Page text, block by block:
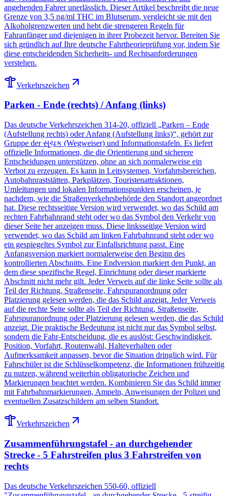
angehenden Fahrer unerlässlich. Dieser Artikel beschreibt die neue
Grenze von 3,5 ng/ml THC im Blutserum, vergleicht sie mit den
Alkoholgrenzwerten und hebt die strengeren Regeln für
Fahranfänger und diejenigen in ihrer Probezeit hervor. Bereiten Sie
sich gründlich auf Ihre deutsche Fahrtheorieprüfung vor, indem Sie
diese entscheidenden Sicherheits- und Rechtsanforderungen
verstehen.
Verkehrszeichen
Parken - Ende (rechts) / Anfang (links)
Das deutsche Verkehrszeichen 314-20, offiziell „Parken – Ende
(Aufstellung rechts) oder Anfang (Aufstellung links)“, gehört zur
Gruppe der સૂચક (Wegweiser) und Informationstafeln. Es liefert
offizielle Informationen, die die Orientierung und sicherere
Entscheidungen unterstützen, ohne an sich normalerweise ein
Verbot zu erzeugen. Es kann in Leitsystemen, Vorfahrtsbereichen,
Autobahnraststätten, Parkplätzen, Touristenattraktionen,
Umleitungen und lokalen Informationspunkten erscheinen, je
nachdem, wie die Straßenverkehrsbehörde den Standort angeordnet
hat. Diese rechtsseitige Version wird verwendet, wo das Schild am
rechten Fahrbahnrand steht oder wo das Symbol den Verkehr von
dieser Seite her anzeigen muss. Diese linksseitige Version wird
verwendet, wo das Schild am linken Fahrbahnrand steht oder wo
ein gespiegeltes Symbol zur Einfallsrichtung passt. Eine
Anfangsversion markiert normalerweise den Beginn des
kontrollierten Abschnitts. Eine Endversion markiert den Punkt, an
dem diese spezifische Regel, Einrichtung oder dieser markierte
Abschnitt nicht mehr gilt. Jeder Verweis auf die linke Seite sollte als
Teil der Richtung, Straßenseite, Fahrspuranordnung oder
Platzierung gelesen werden, die das Schild anzeigt. Jeder Verweis
auf die rechte Seite sollte als Teil der Richtung, Straßenseite,
Fahrspuranordnung oder Platzierung gelesen werden, die das Schild
anzeigt. Die praktische Bedeutung ist nicht nur das Symbol selbst,
sondern die Fahr-Entscheidung, die es auslöst: Geschwindigkeit,
Position, Vorfahrt, Routenwahl, Halteverhalten oder
Aufmerksamkeit anpassen, bevor die Situation dringlich wird. Für
Fahrschüler ist die Schlüsselkompetenz, die Informationen frühzeitig
zu nutzen, während weiterhin obligatorische Zeichen und
Markierungen beachtet werden. Kombinieren Sie das Schild immer
mit Fahrbahnmarkierungen, Ampeln, Anweisungen der Polizei und
eventuellen Zusatzschildern am selben Standort.
Verkehrszeichen
Zusammenführungstafel - an durchgehender
Strecke - 5 Fahrstreifen plus 3 Fahrstreifen von
rechts
Das deutsche Verkehrszeichen 550-60, offiziell